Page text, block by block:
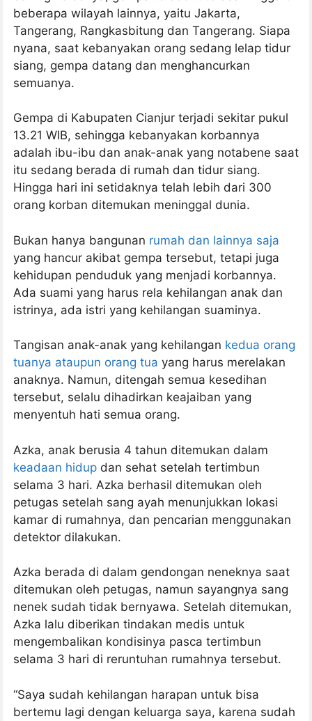
beberapa wilayah lainnya, yaitu Jakarta,
Tangerang, Rangkasbitung dan Tangerang. Siapa
nyana, saat kebanyakan orang sedang lelap tidur
siang, gempa datang dan menghancurkan
semuanya.
Gempa di Kabupaten Cianjur terjadi sekitar pukul
13.21 WIB, sehingga kebanyakan korbannya
adalah ibu-ibu dan anak-anak yang notabene saat
itu sedang berada di rumah dan tidur siang.
Hingga hari ini setidaknya telah lebih dari 300
orang korban ditemukan meninggal dunia.
Bukan hanya bangunan rumah dan lainnya saja
yang hancur akibat gempa tersebut, tetapi juga
kehidupan penduduk yang menjadi korbannya.
Ada suami yang harus rela kehilangan anak dan
istrinya, ada istri yang kehilangan suaminya.
Tangisan anak-anak yang kehilangan kedua orang
tuanya ataupun orang tua yang harus merelakan
anaknya. Namun, ditengah semua kesedihan
tersebut, selalu dihadirkan keajaiban yang
menyentuh hati semua orang.
Azka, anak berusia 4 tahun ditemukan dalam
keadaan hidup dan sehat setelah tertimbun
selama 3 hari. Azka berhasil ditemukan oleh
petugas setelah sang ayah menunjukkan lokasi
kamar di rumahnya, dan pencarian menggunakan
detektor dilakukan.
Azka berada di dalam gendongan neneknya saat
ditemukan oleh petugas, namun sayangnya sang
nenek sudah tidak bernyawa. Setelah ditemukan,
Azka lalu diberikan tindakan medis untuk
mengembalikan kondisinya pasca tertimbun
selama 3 hari di reruntuhan rumahnya tersebut.
“Saya sudah kehilangan harapan untuk bisa
bertemu lagi dengan keluarga saya, karena sudah